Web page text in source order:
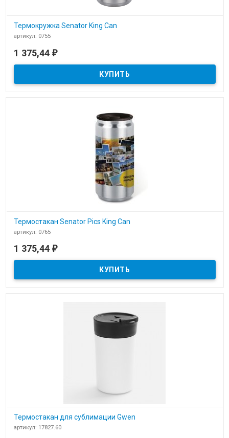
Термокружка Senator King Can
артикул: 0755
Термокружка Senator King Can артикул 0755
1 375,44 ₽
Термостакан Senator Pics King Can
артикул: 0765
Термостакан Senator Pics King Can
1 375,44 ₽
Термостакан для сублимации Gwen
артикул: 17827.60